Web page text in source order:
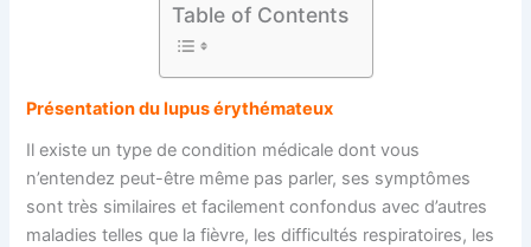
Table of Contents
Présentation du lupus érythémateux
Il existe un type de condition médicale dont vous
n’entendez peut-être même pas parler, ses symptômes
sont très similaires et facilement confondus avec d’autres
maladies telles que la fièvre, les difficultés respiratoires, les